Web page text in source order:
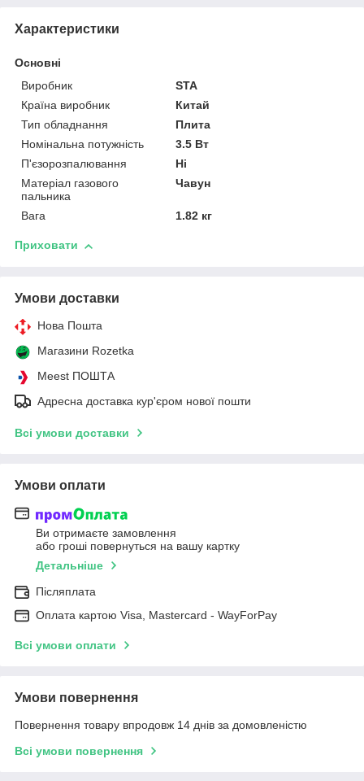
Характеристики
Основні
Виробник
STA
Країна виробник
Китай
Тип обладнання
Плита
Номінальна потужність
3.5 Вт
П'єзорозпалювання
Ні
Матеріал газового
пальника
Чавун
Вага 1.82 кг
Приховати
Умови доставки
Нова Пошта
Магазини Rozetka
Meest ПОШТА
Адресна доставка кур'єром нової пошти
Всі умови доставки
Умови оплати
Ви отримаєте замовлення
або гроші повернуться на вашу картку
Детальніше
Післяплата
Оплата картою Visa, Mastercard - WayForPay
Всі умови оплати
Умови повернення
Повернення товару впродовж 14 днів за домовленістю
Всі умови повернення